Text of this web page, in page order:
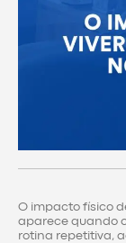
O impacto físico
aparece quando
rotina repetitiva,